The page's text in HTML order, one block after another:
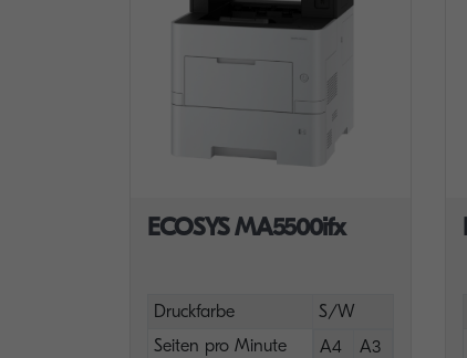
ECOSYS MA5500ifx
Druckfarbe
S/W
Seiten pro Minute
A4
A3